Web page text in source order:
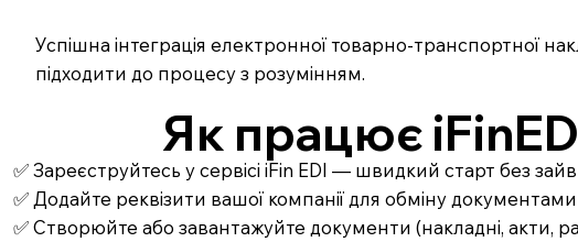
Успішна інтеграція електронної товарно-транспортної
підходити до процесу з розумінням.
✅ Зареєструйтесь у сервісі iFin EDI — швидкий старт без
✅ Додайте реквізити вашої компанії для обміну документами
✅ Створюйте або завантажуйте документи (накладні, акти,
Як працює